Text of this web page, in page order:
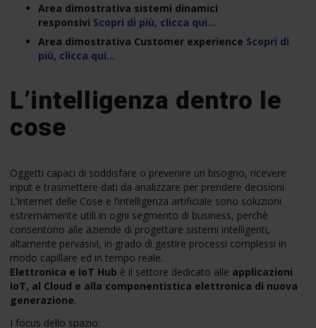
Area dimostrativa sistemi dinamici
responsivi Scopri di più, clicca qui…
Area dimostrativa Customer experience Scopri di
più, clicca qui…
L’intelligenza dentro le
cose
Oggetti capaci di soddisfare o prevenire un bisogno, ricevere
input e trasmettere dati da analizzare per prendere decisioni.
L’Internet delle Cose e l’intelligenza artificiale sono soluzioni
estremamente utili in ogni segmento di business, perchè
consentono alle aziende di progettare sistemi intelligenti,
altamente pervasivi, in grado di gestire processi complessi in
modo capillare ed in tempo reale.
Elettronica e IoT Hub è il settore dedicato alle applicazioni
IoT, al Cloud e alla componentistica elettronica di nuova
generazione.
I focus dello spazio: